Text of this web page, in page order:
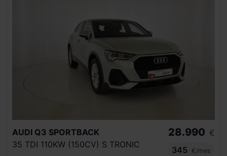
AUDI Q3 SPORTBACK
35 TDI 110KW (150CV) S TRONIC
28.990 €
345
€/mes